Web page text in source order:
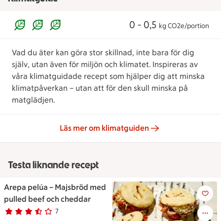
0 - 0,5 kg CO2e/portion
Vad du äter kan göra stor skillnad, inte bara för dig
själv, utan även för miljön och klimatet. Inspireras av
våra klimatguidade recept som hjälper dig att minska
klimatpåverkan – utan att för den skull minska på
matglädjen.
Läs mer om klimatguiden
Testa liknande recept
Arepa pelúa – Majsbröd med
pulled beef och cheddar
Betyg 3.7 av 5. 7
7 personer har röstat
Fyra stekta arepabröd på ett